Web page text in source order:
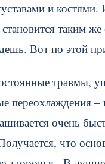
и
таким
Вот по этой
травмы,
–
очень
что